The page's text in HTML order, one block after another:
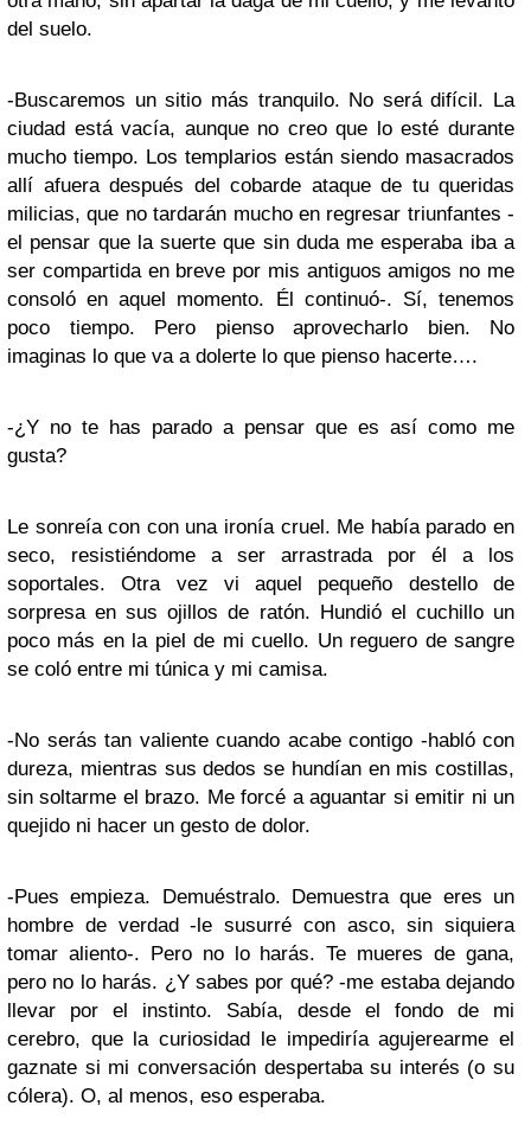
del suelo.
-Buscaremos un sitio más tranquilo. No será difícil. La
ciudad está vacía, aunque no creo que lo esté durante
mucho tiempo. Los templarios están siendo masacrados
allí afuera después del cobarde ataque de tu queridas
milicias, que no tardarán mucho en regresar triunfantes -
el pensar que la suerte que sin duda me esperaba iba a
ser compartida en breve por mis antiguos amigos no me
consoló en aquel momento. Él continuó-. Sí, tenemos
poco tiempo. Pero pienso aprovecharlo bien. No
imaginas lo que va a dolerte lo que pienso hacerte….
-¿Y no te has parado a pensar que es así como me
gusta?
Le sonreía con con una ironía cruel. Me había parado en
seco, resistiéndome a ser arrastrada por él a los
soportales. Otra vez vi aquel pequeño destello de
sorpresa en sus ojillos de ratón. Hundió el cuchillo un
poco más en la piel de mi cuello. Un reguero de sangre
se coló entre mi túnica y mi camisa.
-No serás tan valiente cuando acabe contigo -habló con
dureza, mientras sus dedos se hundían en mis costillas,
sin soltarme el brazo. Me forcé a aguantar si emitir ni un
quejido ni hacer un gesto de dolor.
-Pues empieza. Demuéstralo. Demuestra que eres un
hombre de verdad -le susurré con asco, sin siquiera
tomar aliento-. Pero no lo harás. Te mueres de gana,
pero no lo harás. ¿Y sabes por qué? -me estaba dejando
llevar por el instinto. Sabía, desde el fondo de mi
cerebro, que la curiosidad le impediría agujerearme el
gaznate si mi conversación despertaba su interés (o su
cólera). O, al menos, eso esperaba.